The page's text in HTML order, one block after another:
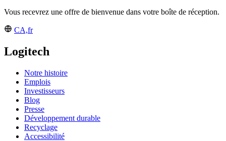
Vous recevrez une offre de bienvenue dans votre boîte de réception.
CA,fr
Logitech
Notre histoire
Emplois
Investisseurs
Blog
Presse
Développement durable
Recyclage
Accessibilité